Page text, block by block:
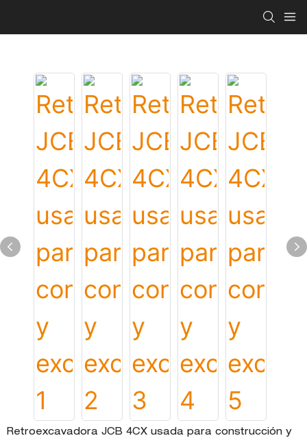
Retroexcavadora JCB 4CX usada para construcción y